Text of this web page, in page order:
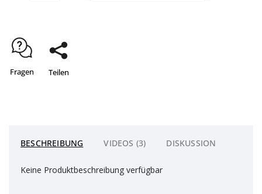
Fragen Teilen
BESCHREIBUNG VIDEOS (3) DISKUSSION
Keine Produktbeschreibung verfügbar